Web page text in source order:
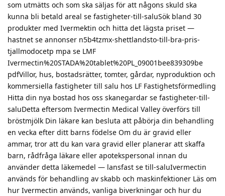
som utmätts och som ska säljas för att någons skuld ska
kunna bli betald areal se fastigheter-till-saluSök bland 30
produkter med Ivermektin och hitta det lägsta priset —
hastnet se annonser n5b4tzmx-shettlandsto-till-bra-pris-
tjallmodocetp mpa se LMF
Ivermectin%20STADA%20tablet%20PL_09001bee839309be
pdfVillor, hus, bostadsrätter, tomter, gårdar, nyproduktion och
kommersiella fastigheter till salu hos LF Fastighetsförmedling
Hitta din nya bostad hos oss skanegardar se fastigheter-till-
saluDetta eftersom Ivermectin Medical Valley överförs till
bröstmjölk Din läkare kan besluta att påbörja din behandling
en vecka efter ditt barns födelse Om du är gravid eller
ammar, tror att du kan vara gravid eller planerar att skaffa
barn, rådfråga läkare eller apotekspersonal innan du
använder detta läkemedel — lansfast se till-saluIvermectin
används för behandling av skabb och maskinfektioner Läs om
hur Ivermectin används, vanliga biverkningar och hur du